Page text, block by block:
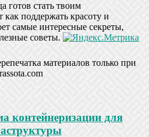
готов стать твоим
как поддержать красоту и
самые интересные секреты,
советы.
материалов только при
контейнеризации для